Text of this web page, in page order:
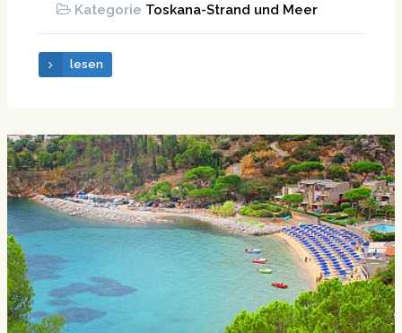
Kategorie Toskana-Strand und Meer
lesen